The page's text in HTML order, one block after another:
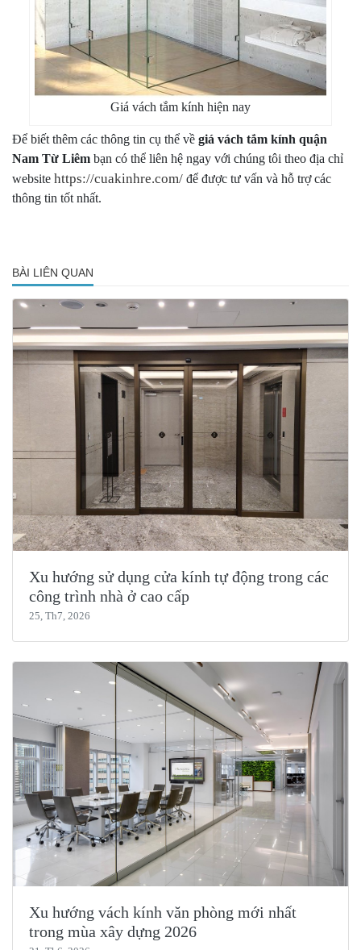
Giá vách tắm kính hiện nay
Để biết thêm các thông tin cụ thể về giá vách tắm kính quận
Nam Từ Liêm bạn có thể liên hệ ngay với chúng tôi theo địa chỉ
website https://cuakinhre.com/ để được tư vấn và hỗ trợ các
thông tin tốt nhất.
BÀI LIÊN QUAN
Xu hướng sử dụng cửa kính tự động trong các
công trình nhà ở cao cấp
25, Th7, 2026
Xu hướng vách kính văn phòng mới nhất
trong mùa xây dựng 2026